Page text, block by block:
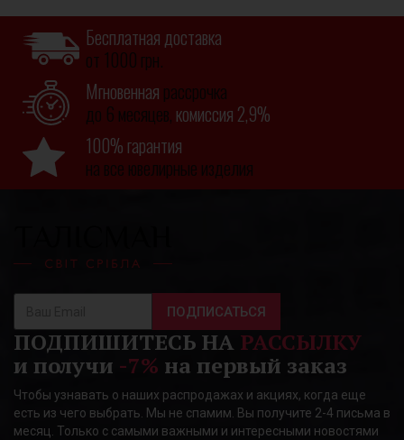
Бесплатная доставка
от 1000 грн.
Мгновенная рассрочка
до 6 месяцев, комиссия 2,9%
100% гарантия
на все ювелирные изделия
ПОДПИСАТЬСЯ
ПОДПИШИТЕСЬ НА РАССЫЛКУ
и получи -7% на первый заказ
Чтобы узнавать о наших распродажах и акциях, когда еще
есть из чего выбрать. Мы не спамим. Вы получите 2-4 письма в
месяц. Только с самыми важными и интересными новостями